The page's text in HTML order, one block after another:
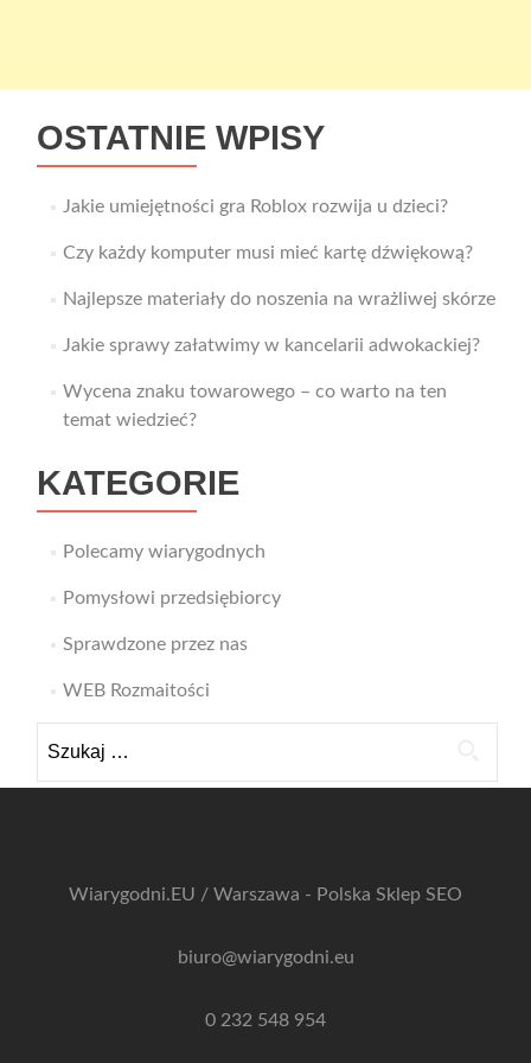
OSTATNIE WPISY
Jakie umiejętności gra Roblox rozwija u dzieci?
Czy każdy komputer musi mieć kartę dźwiękową?
Najlepsze materiały do noszenia na wrażliwej skórze
Jakie sprawy załatwimy w kancelarii adwokackiej?
Wycena znaku towarowego – co warto na ten
temat wiedzieć?
KATEGORIE
Polecamy wiarygodnych
Pomysłowi przedsiębiorcy
Sprawdzone przez nas
WEB Rozmaitości
Wiarygodni.EU / Warszawa - Polska Sklep SEO
biuro@wiarygodni.eu
0 232 548 954